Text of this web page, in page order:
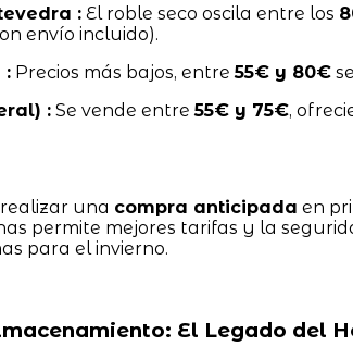
:El roble seco oscila entre los
envío incluido).
:Precios más bajos, entre55€ y 80€
:Se vende entre55€ y 75€,
una compra anticipada en
permite mejores tarifas y la
para el invierno.
El Legado del